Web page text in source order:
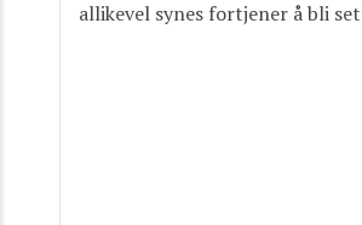
allikevel synes fortjener å bli